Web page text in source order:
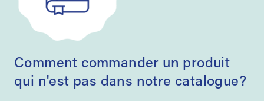
Comment commander un produit
qui n'est pas dans notre catalogue?